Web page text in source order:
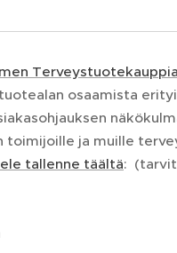
osaamista
ja muille
tallenne täältä: